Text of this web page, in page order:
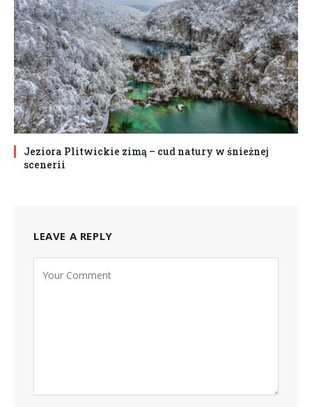
Jeziora Plitwickie zimą – cud natury w śnieżnej
scenerii
LEAVE A REPLY